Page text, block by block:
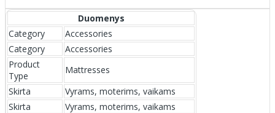
Duomenys
Category
Accessories
Category
Accessories
Product
Type
Mattresses
Skirta
Vyrams, moterims, vaikams
Skirta
Vyrams, moterims, vaikams